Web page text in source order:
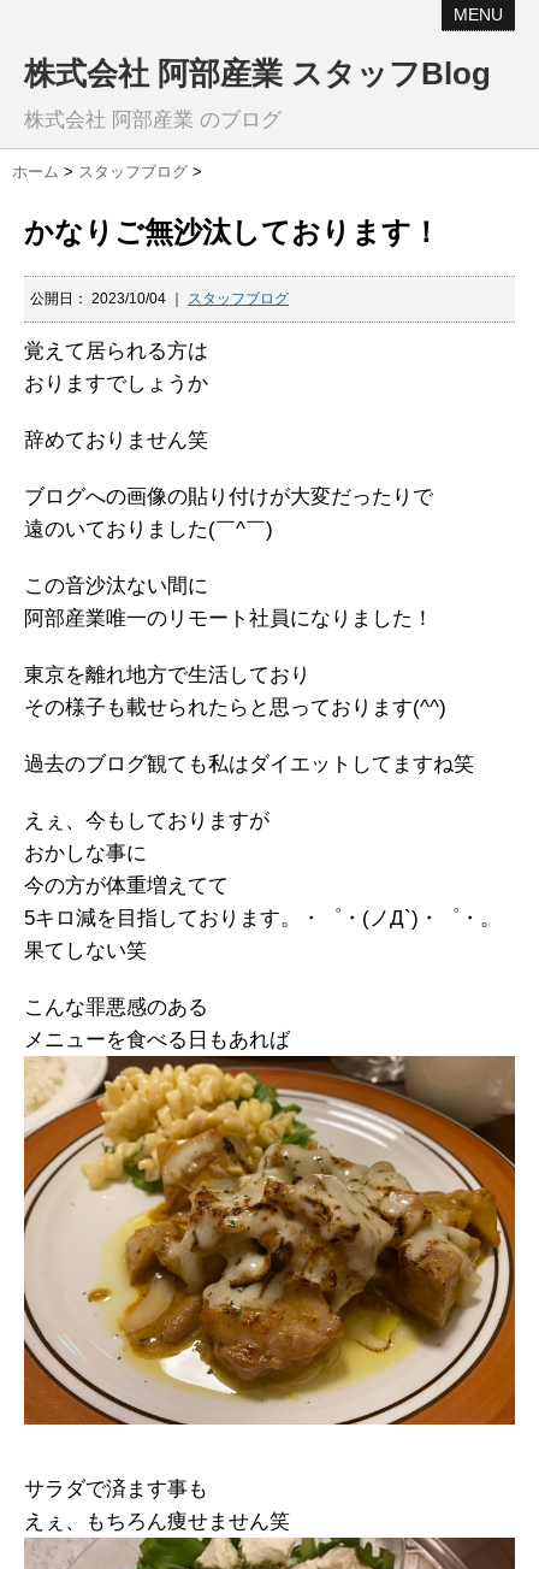
MENU
株式会社 阿部産業 スタッフBlog
株式会社 阿部産業 のブログ
ホーム > スタッフブログ >
かなりご無沙汰しております！
公開日： 2023/10/04 スタッフブログ
覚えて居られる方は
おりますでしょうか
辞めておりません笑
ブログへの画像の貼り付けが大変だったりで
遠のいておりました(￣^￣)
この音沙汰ない間に
阿部産業唯一のリモート社員になりました！
東京を離れ地方で生活しており
その様子も載せられたらと思っております(^^)
過去のブログ観ても私はダイエットしてますね笑
えぇ、今もしておりますが
おかしな事に
今の方が体重増えてて
5キロ減を目指しております。・゜・(ノД`)・゜・。
果てしない笑
こんな罪悪感のある
メニューを食べる日もあれば
サラダで済ます事も
えぇ、もちろん痩せません笑